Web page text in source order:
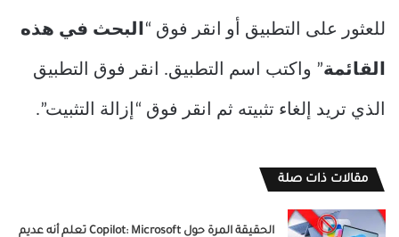
للعثور على التطبيق أو انقر فوق “ البحث في هذه
القائمة” واكتب اسم التطبيق. انقر فوق التطبيق
الذي تريد إلغاء تثبيته ثم انقر فوق “إزالة التثبيت”.
مقالات ذات صلة
الحقيقة المرة حول Copilot: Microsoft تعلم أنه عديم